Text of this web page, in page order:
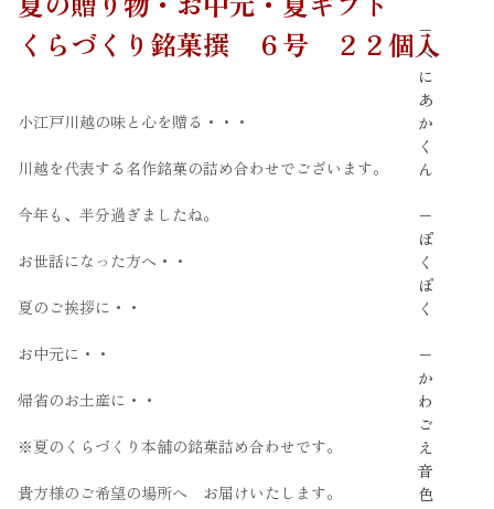
−
べ
に
あ
か
く
ん
−
ぽ
く
ぽ
く
−
か
わ
ご
え
音
色
くらづくり銘菓撰 ６号 ２２個入
小江戸川越の味と心を贈る・・・
川越を代表する名作銘菓の詰め合わせでございます。
今年も、半分過ぎましたね。
お世話になった方へ・・
夏のご挨拶に・・
お中元に・・
帰省のお土産に・・
※夏のくらづくり本舗の銘菓詰め合わせです。
貴方様のご希望の場所へ お届けいたします。